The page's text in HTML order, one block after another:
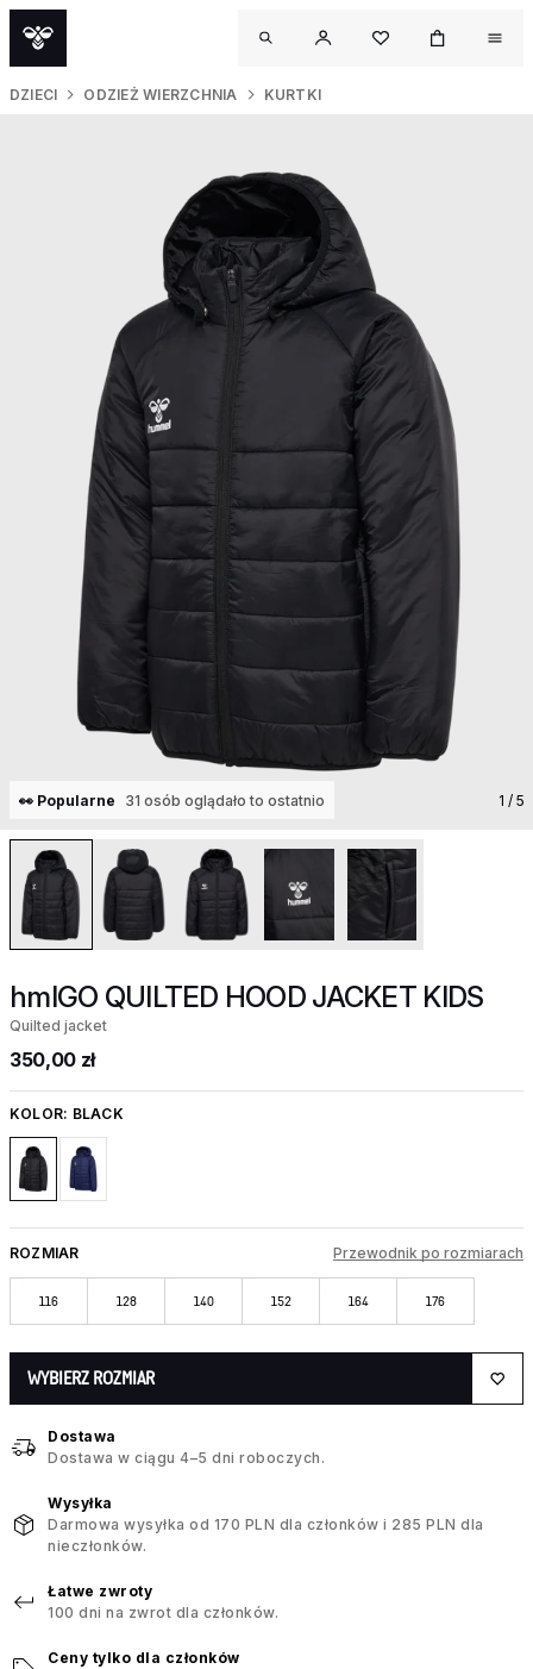
DZIECI ODZIEŻ WIERZCHNIA KURTKI
👀 Popularne 31 osób oglądało to ostatnio 1 / 5
hmlGO QUILTED HOOD JACKET KIDS
Quilted jacket
350,00 zł
KOLOR: BLACK
ROZMIAR Przewodnik po rozmiarach
116 128 140 152 164 176
WYBIERZ ROZMIAR
Dostawa
Dostawa w ciągu 4–5 dni roboczych.
Wysyłka
Darmowa wysyłka od 170 PLN dla członków i 285 PLN dla
nieczłonków.
Łatwe zwroty
100 dni na zwrot dla członków.
Ceny tylko dla członków